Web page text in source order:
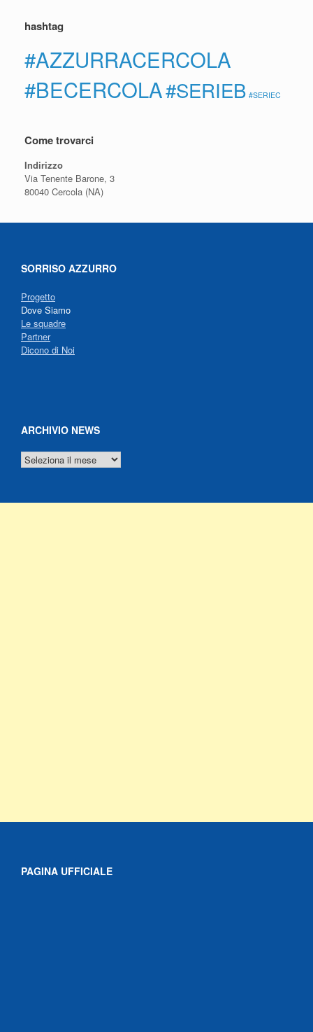
hashtag
#AZZURRACERCOLA
#BECERCOLA#SERIEB #SERIEC
Come trovarci
Indirizzo
Via Tenente Barone, 3
80040 Cercola (NA)
SORRISO AZZURRO
Progetto
Dove Siamo
Le squadre
Partner
Dicono di Noi
ARCHIVIO NEWS
ARCHIVIO
NEWS
PAGINA UFFICIALE